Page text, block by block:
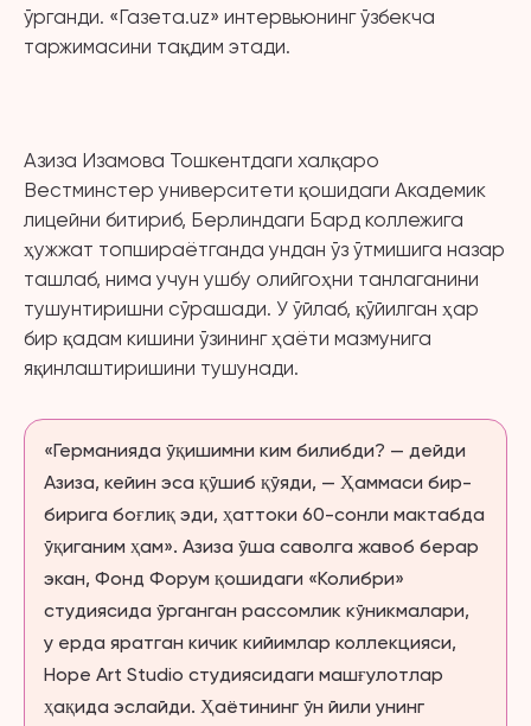
ўрганди. «Газета.uz» интервьюнинг ўзбекча
таржимасини тақдим этади.
Азиза Изамова Тошкентдаги халқаро
Вестминстер университети қошидаги Академик
лицейни битириб, Берлиндаги Бард коллежига
ҳужжат топшираётганда ундан ўз ўтмишига назар
ташлаб, нима учун ушбу олийгоҳни танлаганини
тушунтиришни сўрашади. У ўйлаб, қўйилган ҳар
бир қадам кишини ўзининг ҳаёти мазмунига
яқинлаштиришини тушунади.
«Германияда ўқишимни ким билибди? — дейди
Азиза, кейин эса қўшиб қўяди, — Ҳаммаси бир-
бирига боғлиқ эди, ҳаттоки 60-сонли мактабда
ўқиганим ҳам». Азиза ўша саволга жавоб берар
экан, Фонд Форум қошидаги «Колибри»
студиясида ўрганган рассомлик кўникмалари,
у ерда яратган кичик кийимлар коллекцияси,
Hope Art Studio студиясидаги машғулотлар
ҳақида эслайди. Ҳаётининг ўн йили унинг